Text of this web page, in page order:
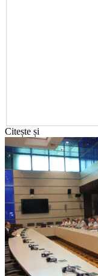
Citește și